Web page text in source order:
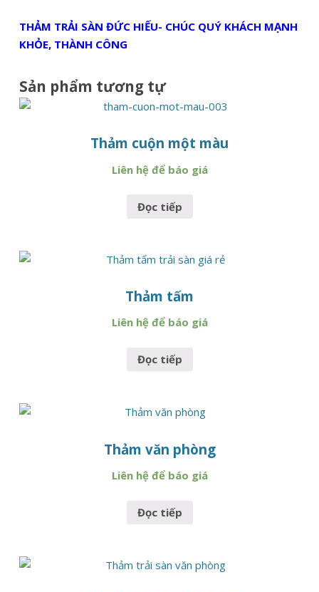
THẢM TRẢI SÀN ĐỨC HIẾU- CHÚC QUÝ KHÁCH MẠNH
KHỎE, THÀNH CÔNG
Sản phẩm tương tự
Thảm cuộn một màu
Liên hệ để báo giá
Đọc tiếp
Thảm tấm
Liên hệ để báo giá
Đọc tiếp
Thảm văn phòng
Liên hệ để báo giá
Đọc tiếp